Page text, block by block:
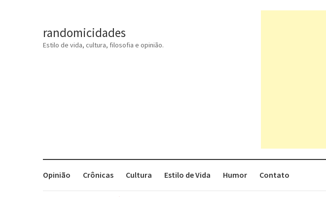
randomicidades
Estilo de vida, cultura, filosofia e opinião.
Opinião Crônicas Cultura Estilo de Vida Humor Contato